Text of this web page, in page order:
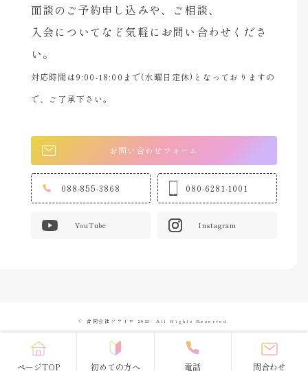
面談のご予約申し込みや、ご相談、
入会についてなど気軽にお問い合わせくださ
い。
対応時間は9:00-18:00まで(水曜日定休)となっておりますの
で、ご了承下さい。
お問い合わせフォーム
088-855-3868 080-6281-1001
YouTube Instagram
ページTOP 初めての方へ 電話 問合わせ
© 合同会社ソライロ 2023- All Rights Reserved.